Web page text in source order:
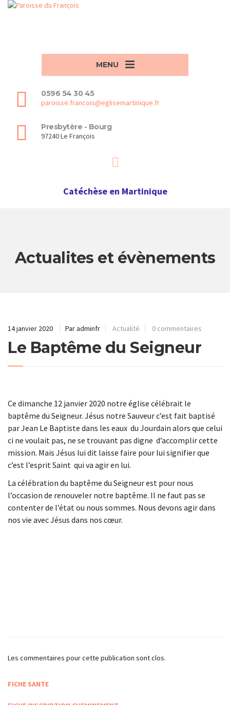
MENU
0596 54 30 45
paroisse.francois@eglisemartinique.fr
Presbytère - Bourg
97240 Le François
Catéchèse en Martinique
Actualites et évènements
14 janvier 2020 Par adminfr Actualité 0 commentaires
Le Baptême du Seigneur
Ce dimanche 12 janvier 2020 notre église célébrait le
baptême du Seigneur. Jésus notre Sauveur c’est fait baptisé
par Jean Le Baptiste dans les eaux du Jourdain alors que celui
ci ne voulait pas, ne se trouvant pas digne d’accomplir cette
mission. Mais Jésus lui dit laisse faire pour lui signifier que
c’est l’esprit Saint qui va agir en lui.
La célébration du baptême du Seigneur est pour nous
l’occasion de renouveler notre baptême. Il ne faut pas se
contenter de l’état ou nous sommes. Nous devons agir dans
nos vie avec Jésus dans nos cœur.
Les commentaires pour cette publication sont clos.
FICHE SANTE